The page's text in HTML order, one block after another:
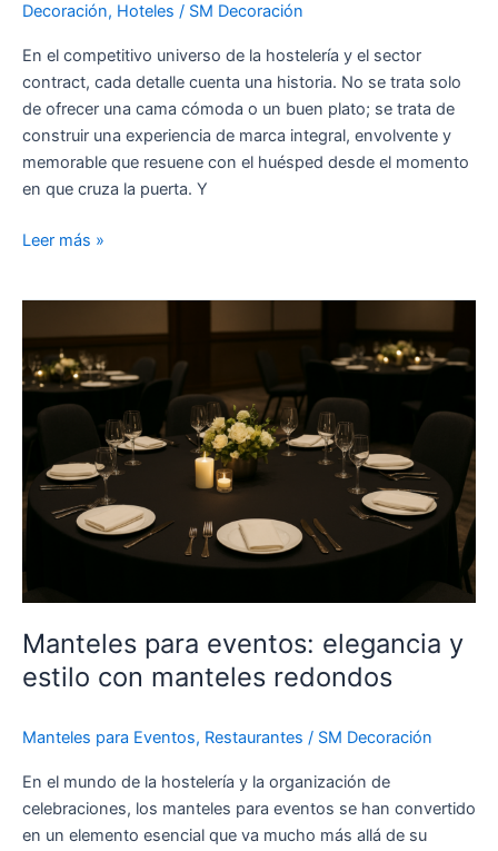
Decoración, Hoteles / SM Decoración
En el competitivo universo de la hostelería y el sector
contract, cada detalle cuenta una historia. No se trata solo
de ofrecer una cama cómoda o un buen plato; se trata de
construir una experiencia de marca integral, envolvente y
memorable que resuene con el huésped desde el momento
en que cruza la puerta. Y
Leer más »
Manteles para eventos: elegancia y
estilo con manteles redondos
Manteles para Eventos, Restaurantes / SM Decoración
En el mundo de la hostelería y la organización de
celebraciones, los manteles para eventos se han convertido
en un elemento esencial que va mucho más allá de su
para
eventos:
elegancia
con
manteles
redondos